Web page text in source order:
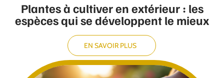
Plantes à cultiver en extérieur : les
espèces qui se développent le mieux
EN SAVOIR PLUS